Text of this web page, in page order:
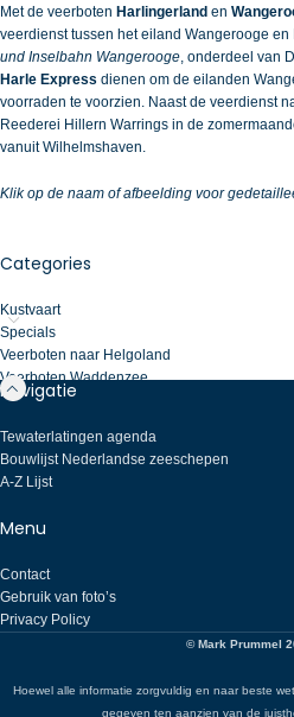
Categories
Kustvaart
Specials
Veerboten naar Helgoland
Veerboten Waddenzee
Met de veerboten Harlingerland en
veerdienst tussen het eiland Wangerooge en
und Inselbahn Wangerooge, onderdeel van
Harle Express dienen om de eilanden
voorraden te voorzien. Naast de veerdienst
Reederei Hillern Warrings in de
vanuit Wilhelmshaven.
Klik op de naam of afbeelding voor
Navigatie
Tewaterlatingen agenda
Bouwlijst Nederlandse zeeschepen
A-Z Lijst
Menu
Contact
Gebruik van foto’s
Privacy Policy
© Mark Prummel
Hoewel alle informatie zorgvuldig en naar beste
gegeven ten aanzien van de